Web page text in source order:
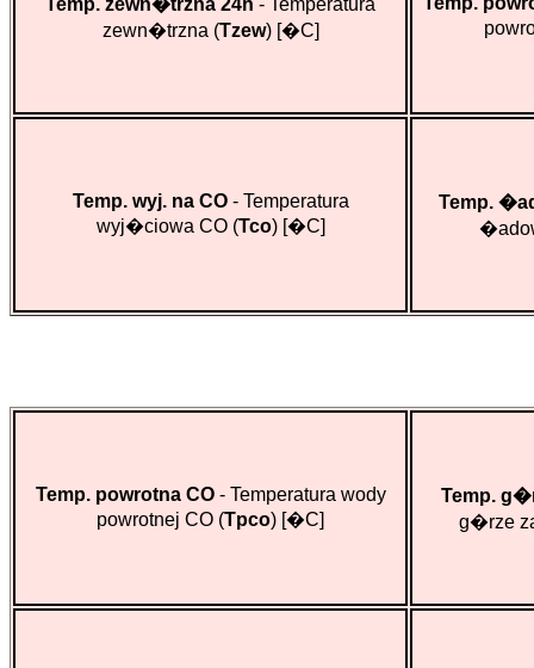
Temp. zewn�trzna 24h - Temperatura
zewn�trzna (Tzew)[�C]
Temp. wyj. na CO- Temperatura
wyj�ciowa CO (Tco)[�C]
Temp.
Temp. powrotna CO- Temperatura wody
powrotnej CO (Tpco) [�C]
Temp.
g�rze